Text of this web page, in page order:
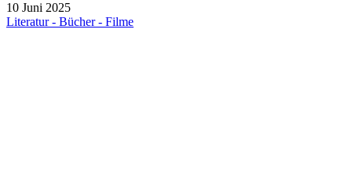
10 Juni 2025
Literatur - Bücher - Filme